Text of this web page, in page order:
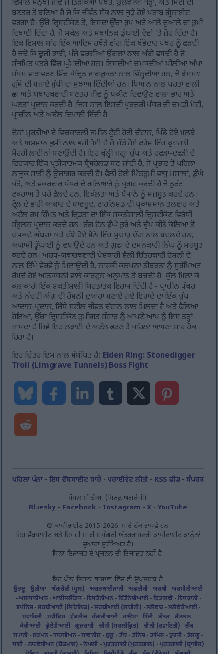
ਵਿਸ਼ਾਲ ਮਨੁੱਖੀ ਜੀਵ ਜੋ ਤਿੜਕਿਆ ਪੱਥਰ, ਉਲਝੀਆਂ ਜੜ੍ਹਾਂ, ਅਤੇ ਮਿੱਟੀ ਦੀ
ਬਣਤਰ ਤੋਂ ਬਣਿਆ ਹੈ ਜੋ ਕਿ ਜੀਵੰਤ ਸੱਕ ਨਾਲ ਜੁੜੇ ਹੋਏ ਖਰਾਬ ਗ੍ਰੇਨਾਈਟ
ਵਰਗਾ ਹੈ। ਉੱਚੇ ਦ੍ਰਿਸ਼ਟੀਕੋਣ ਤੋਂ, ਇਸਦਾ ਉੱਚਾ ਰੂਪ ਅਤੇ ਆਲੇ ਦੁਆਲੇ ਦਾ ਭੂਮੀ
ਦਿਖਾਈ ਦਿੰਦਾ ਹੈ, ਜੋ ਸਕੇਲ ਅਤੇ ਸਥਾਨਿਕ ਡੂੰਘਾਈ ਦੋਵਾਂ 'ਤੇ ਜ਼ੋਰ ਦਿੰਦਾ ਹੈ।
ਇੱਕ ਵਿਸ਼ਾਲ ਬਾਂਹ ਇੱਕ ਆਦਿਮ ਹਥੌੜੇ ਵਾਂਗ ਇੱਕ ਖੰਭੇਦਾਰ ਪੱਥਰ ਨੂੰ ਫੜਦੀ
ਹੈ ਜਦੋਂ ਕਿ ਦੂਜੀ ਭਾਰੀ, ਪੰਜੇ ਵਰਗੀਆਂ ਉਂਗਲਾਂ ਨਾਲ ਅੱਗੇ ਵਧਦੀ ਹੈ ਜੋ
ਸੰਜਮਿਤ ਖਤਰੇ ਵਿੱਚ ਘੁੰਮਦੀਆਂ ਹਨ। ਇਸਦੀਆਂ ਚਮਕਦੀਆਂ ਪੀਲੀਆਂ ਅੱਖਾਂ
ਮੱਧਮ ਵਾਤਾਵਰਣ ਵਿੱਚ ਕੇਂਦ੍ਰਿਤ ਜਾਗਰੂਕਤਾ ਨਾਲ ਵਿੰਨ੍ਹਦੀਆਂ ਹਨ, ਜੋ ਬੇਸਮਝ
ਗੁੱਸੇ ਦੀ ਬਜਾਏ ਬੁੱਧੀ ਦਾ ਸੁਝਾਅ ਦਿੰਦੀਆਂ ਹਨ। ਧਿਆਨ ਨਾਲ ਪਰਤਾਂ ਵਾਲੀ
ਛਾਂ ਅਤੇ ਯਥਾਰਥਵਾਦੀ ਬਣਤਰ ਜੀਵ ਨੂੰ ਯਕੀਨ ਦਿਵਾਉਣ ਵਾਲਾ ਭਾਰ ਅਤੇ
ਘਣਤਾ ਪ੍ਰਦਾਨ ਕਰਦੀ ਹੈ, ਜਿਸ ਨਾਲ ਇਸਦੀ ਖੁਰਦਰੀ ਪੱਥਰ ਦੀ ਚਮੜੀ ਮੋਟੀ,
ਪ੍ਰਾਚੀਨ ਅਤੇ ਅਚੱਲ ਦਿਖਾਈ ਦਿੰਦੀ ਹੈ।
ਦੋਨਾਂ ਮੂਰਤੀਆਂ ਦੇ ਵਿਚਕਾਰਲੀ ਜ਼ਮੀਨ ਟੁੱਟੀ ਹੋਈ ਚੱਟਾਨ, ਖਿੰਡੇ ਹੋਏ ਮਲਬੇ
ਅਤੇ ਅਸਮਾਨ ਭੂਮੀ ਨਾਲ ਭਰੀ ਹੋਈ ਹੈ ਜੋ ਚੌੜੇ ਹੋਏ ਫਰੇਮ ਵਿੱਚ ਕੁਦਰਤੀ
ਮੋਹਰੀ ਲਾਈਨਾਂ ਬਣਾਉਂਦੀ ਹੈ। ਇਹ ਖੁੱਲ੍ਹੀ ਜਗ੍ਹਾ ਚੁੱਪ ਅਤੇ ਹਫੜਾ-ਦਫੜੀ ਦੇ
ਵਿਚਕਾਰ ਇੱਕ ਪ੍ਰਤੀਕਾਤਮਕ ਥ੍ਰੈਸ਼ਹੋਲਡ ਬਣ ਜਾਂਦੀ ਹੈ, ਜੋ ਪ੍ਰਭਾਵ ਤੋਂ ਪਹਿਲਾਂ
ਨਾਜ਼ੁਕ ਸ਼ਾਂਤੀ ਨੂੰ ਉਜਾਗਰ ਕਰਦੀ ਹੈ। ਫੈਲੀ ਹੋਈ ਪਿੱਠਭੂਮੀ ਵਾਧੂ ਮਸ਼ਾਲਾਂ, ਡੂੰਘੇ
ਖੰਭੇ, ਅਤੇ ਵਕਰਦਾਰ ਪੱਥਰ ਦੇ ਗਲਿਆਰੇ ਨੂੰ ਪ੍ਰਗਟ ਕਰਦੀ ਹੈ ਜੋ ਤੁਰੰਤ
ਟਕਰਾਅ ਤੋਂ ਪਰੇ ਫੈਲਦੇ ਹਨ, ਇਕੱਲਤਾ ਅਤੇ ਪੈਮਾਨੇ ਨੂੰ ਮਜ਼ਬੂਤ ਕਰਦੇ ਹਨ।
ਟ੍ਰੋਲ ਦੇ ਭਾਰੀ ਆਕਾਰ ਦੇ ਬਾਵਜੂਦ, ਟਾਰਨਿਸ਼ਡ ਦੀ ਪ੍ਰਕਾਸ਼ਮਾਨ ਤਲਵਾਰ ਅਤੇ
ਅਟੱਲ ਰੁਖ਼ ਹਿੰਮਤ ਅਤੇ ਦ੍ਰਿੜਤਾ ਦਾ ਇੱਕ ਸ਼ਕਤੀਸ਼ਾਲੀ ਦ੍ਰਿਸ਼ਟੀਕੋਣ ਵਿਰੋਧੀ
ਸੰਤੁਲਨ ਪ੍ਰਦਾਨ ਕਰਦੇ ਹਨ। ਰੰਗ ਟੋਨ ਡੂੰਘੇ ਭੂਰੇ ਅਤੇ ਚੁੱਪ ਕੀਤੇ ਕੋਲਿਆਂ ਤੋਂ
ਚਮਕਦੇ ਅੰਬਰਾਂ ਅਤੇ ਦੱਬੇ ਹੋਏ ਸੋਨੇ ਵਿੱਚ ਸੁਚਾਰੂ ਢੰਗ ਨਾਲ ਬਦਲਦੇ ਹਨ,
ਅਯਾਮੀ ਡੂੰਘਾਈ ਨੂੰ ਵਧਾਉਂਦੇ ਹਨ ਅਤੇ ਗੁਫਾ ਦੇ ਦਮਨਕਾਰੀ ਨਿੱਘ ਨੂੰ ਮਜ਼ਬੂਤ
ਕਰਦੇ ਹਨ। ਅਰਧ-ਯਥਾਰਥਵਾਦੀ ਪੇਸ਼ਕਾਰੀ ਸ਼ੈਲੀ ਚਿੱਤਰਕਾਰੀ ਰੋਸ਼ਨੀ ਦੇ
ਨਾਲ ਤਿੱਖੇ ਵੇਰਵੇ ਨੂੰ ਮਿਲਾਉਂਦੀ ਹੈ, ਨਾਟਕੀ ਕਲਪਨਾ ਤੀਬਰਤਾ ਨੂੰ ਸੁਰੱਖਿਅਤ
ਰੱਖਦੇ ਹੋਏ ਅਤਿਕਥਨੀ ਵਾਲੇ ਕਾਰਟੂਨ ਅਨੁਪਾਤ ਤੋਂ ਬਚਦੀ ਹੈ। ਕੁੱਲ ਮਿਲਾ ਕੇ,
ਕਲਾਕਾਰੀ ਇੱਕ ਸ਼ਕਤੀਸ਼ਾਲੀ ਬਿਰਤਾਂਤਕ ਵਿਰਾਮ ਦਿੰਦੀ ਹੈ - ਪ੍ਰਾਚੀਨ ਪੱਥਰ
ਅਤੇ ਨੱਚਦੀ ਅੱਗ ਦੀ ਰੌਸ਼ਨੀ ਦੁਆਰਾ ਬਣਾਏ ਗਏ ਇਰਾਦੇ ਦਾ ਇੱਕ ਚੁੱਪ
ਆਦਾਨ-ਪ੍ਰਦਾਨ, ਜਿੱਥੇ ਸਟੀਲ ਜੀਵਤ ਚੱਟਾਨ ਨਾਲ ਮਿਲਦਾ ਹੈ ਅਤੇ ਫੈਲਿਆ
ਹੋਇਆ, ਉੱਚਾ ਦ੍ਰਿਸ਼ਟੀਕੋਣ ਭੂਮੀਗਤ ਸੰਸਾਰ ਨੂੰ ਆਪਣੇ ਆਪ ਨੂੰ ਇਸ ਤਰ੍ਹਾਂ
ਜਾਪਦਾ ਹੈ ਜਿਵੇਂ ਇਹ ਲੜਾਈ ਦੇ ਅਟੱਲ ਫਟਣ ਤੋਂ ਪਹਿਲਾਂ ਆਪਣਾ ਸਾਹ ਰੋਕ
ਰਿਹਾ ਹੈ।
ਇਹ ਚਿੱਤਰ ਇਸ ਨਾਲ ਸੰਬੰਧਿਤ ਹੈ: Elden Ring: Stonedigger
Troll (Limgrave Tunnels) Boss Fight
ਪਹਿਲਾ ਪੰਨਾ -ਇਸ ਵੈੱਬਸਾਈਟ ਬਾਰੇ -ਪਰਾਈਵੇਟ ਨੀਤੀ - RSS ਫੀਡ -ਸੰਪਰਕ
ਸੋਸ਼ਲ ਮੀਡੀਆ (ਸਿਰਫ਼ ਅੰਗਰੇਜ਼ੀ):
Bluesky - Facebook - Instagram -X -YouTube
© ਕਾਪੀਰਾਈਟ 2015-2026. ਸਾਰੇ ਹੱਕ ਰਾਖਵੇਂ ਹਨ.
ਇਹ ਵੈੱਬਸਾਈਟ ਅਤੇ ਇਸਦੀ ਸਾਰੀ ਸਮੱਗਰੀ ਅੰਤਰਰਾਸ਼ਟਰੀ ਕਾਪੀਰਾਈਟ ਕਾਨੂੰਨਾਂ
ਦੁਆਰਾ ਸੁਰੱਖਿਅਤ ਹੈ।
ਬਿਨਾਂ ਇਜਾਜ਼ਤ ਦੇ ਪ੍ਰਜਨਨ ਦੀ ਇਜਾਜ਼ਤ ਨਹੀਂ ਹੈ।
ਇਹ ਪੰਨਾ ਇਹਨਾਂ ਭਾਸ਼ਾਵਾਂ ਵਿੱਚ ਵੀ ਉਪਲਬਧ ਹੈ:
ਉਰਦੂ -ਉੜੀਆ -ਅੰਗਰੇਜ਼ੀ (ਮੂਲ) -ਅਜ਼ਰਬਾਈਜਾਨੀ -ਅਫ਼ਰੀਕੀ -ਅਰਬੀ -ਅਰਮੀਨੀਆਈ
-ਅਲਬਾਨੀਅਨ-ਆਈਸਲੈਂਡਿਕ-ਇਸਤੋਨੀਅਨ-ਇੰਡੋਨੇਸ਼ੀਆਈ-ਇਤਾਲਵੀ-ਇਬਰਾਨੀ-
ਸਪੈਨਿਸ਼-ਸਰਬੀਆਈ (ਸਿਰਿਲਿਕ) -ਸਰਬੀਆਈ (ਲਾਤੀਨੀ) -ਸਲੋਵਾਕ-ਸਲੋਵੇਨੀਆਈ-
ਸਵਾਹਿਲੀ-ਸਵੀਡਿਸ਼-ਸੁੰਡਨੀਜ਼-ਹੰਗਰੀਆਈ-ਹਾਉਸਾ-ਹਿੰਦੀ-ਕੰਨੜ-ਕੈਟਲਨ-
ਕੋਰੀਆਈ-ਕ੍ਰੋਏਸ਼ੀਆਈ-ਗੁਜਰਾਤੀ-ਚੀਨੀ (ਸਰਲੀਕ੍ਰਿਤ) -ਚੀਨੀ (ਰਵਾਇਤੀ) -ਚੈੱਕ-
ਜਪਾਨੀ -ਜਰਮਨ -ਜਾਰਜੀਅਨ -ਜਾਵਾਨੀਜ਼ -ਜ਼ੁਲੂ -ਡੱਚ -ਡੈਨਿਸ਼ -ਤਾਮਿਲ -ਤੁਰਕੀ -ਤੇਲਗੂ -
ਥਾਈ-ਨਾਰਵੇਜੀਅਨ (ਬੋਕਮਾਲ) -ਨੇਪਾਲੀ-ਪੁਰਤਗਾਲੀ (ਪੁਰਤਗਾਲ) -ਪੁਰਤਗਾਲੀ (ਬ੍ਰਾਜ਼ੀਲ)